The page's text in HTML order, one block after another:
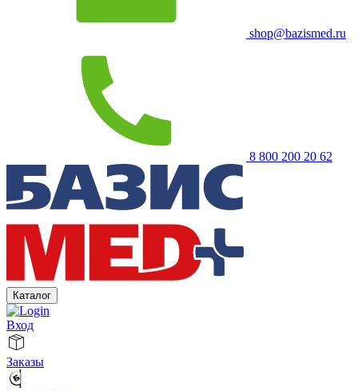
shop@bazismed.ru
8 800 200 20 62
Каталог
Вход
Заказы